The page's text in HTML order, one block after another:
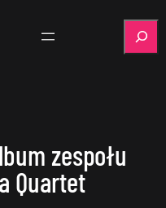
zespołu
Quartet